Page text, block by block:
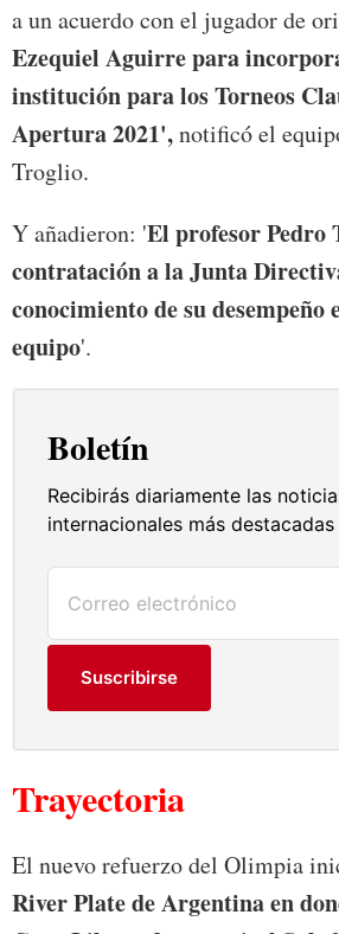
a un acuerdo con el jugador de
Ezequiel Aguirre para
institución para los Torneos
Apertura 2021',notificó el
Troglio.
Y añadieron: 'El profesor Pedro
contratación a la Junta
conocimiento de su desempeño
equipo'.
Boletín
Recibirás diariamente las
internacionales más
Suscribirse
Trayectoria
El nuevo refuerzo del Olimpia
River Plate de Argentina en